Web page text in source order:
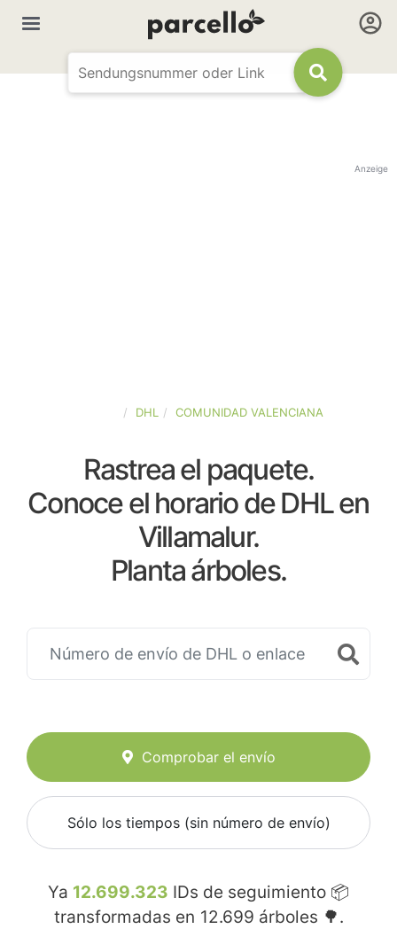
Anzeige
DHL COMUNIDAD VALENCIANA
Rastrea el paquete.
Conoce el horario de DHL en
Villamalur.
Planta árboles.
Comprobar el envío
Sólo los tiempos (sin número de envío)
Ya 12.699.323 IDs de seguimiento 📦
transformadas en 12.699 árboles 🌳.